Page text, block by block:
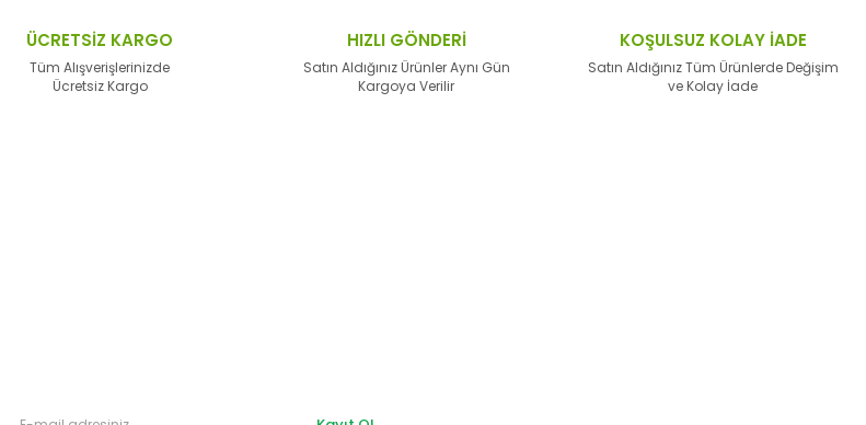
ÜCRETSİZ KARGO
Tüm Alışverişlerinizde
Ücretsiz Kargo
HIZLI GÖNDERİ
Satın Aldığınız Ürünler Aynı Gün
Kargoya Verilir
KOŞULSUZ KOLAY İADE
Satın Aldığınız Tüm Ürünlerde Değişim
ve Kolay İade